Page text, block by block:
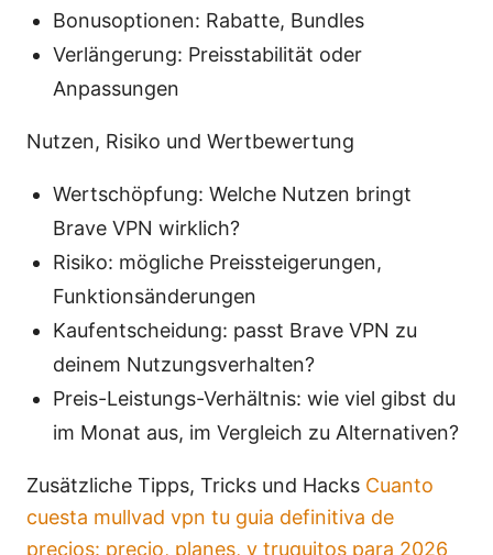
Bonusoptionen: Rabatte, Bundles
Verlängerung: Preisstabilität oder
Anpassungen
Nutzen, Risiko und Wertbewertung
Wertschöpfung: Welche Nutzen bringt
Brave VPN wirklich?
Risiko: mögliche Preissteigerungen,
Funktionsänderungen
Kaufentscheidung: passt Brave VPN zu
deinem Nutzungsverhalten?
Preis-Leistungs-Verhältnis: wie viel gibst du
im Monat aus, im Vergleich zu Alternativen?
Zusätzliche Tipps, Tricks und Hacks Cuanto
cuesta mullvad vpn tu guia definitiva de
precios: precio, planes, y truquitos para 2026